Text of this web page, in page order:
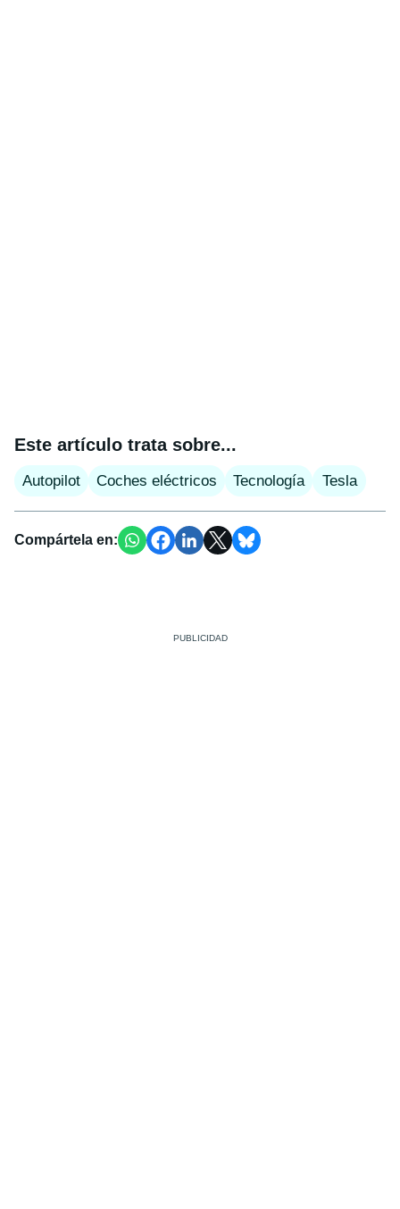
Este artículo trata sobre...
Autopilot Coches eléctricos Tecnología Tesla
Compártela en: